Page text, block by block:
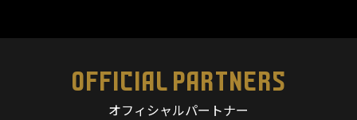
OFFICIAL PARTNERS
オフィシャルパートナー